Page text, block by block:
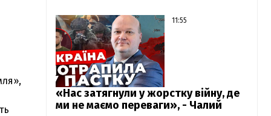
11:55
«Нас затягнули у жорстку війну, де
ми не маємо переваги», - Чалий